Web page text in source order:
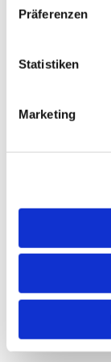
Präferenzen
Statistiken
Marketing